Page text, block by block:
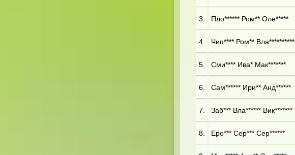
3. Пло****** Ром** Оле*****
4. Чип**** Ром** Вла**********
5. Сми**** Ива* Мак*******
6. Сам****** Ири** Анд******
7. Заб*** Вла****** Вик*******
8. Еро*** Сер*** Сер******